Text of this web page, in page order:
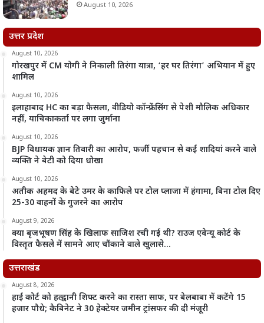
August 10, 2026
उत्तर प्रदेश
August 10, 2026
गोरखपुर में CM योगी ने निकाली तिरंगा यात्रा, ‘हर घर तिरंगा’ अभियान में हुए
शामिल
August 10, 2026
इलाहाबाद HC का बड़ा फैसला, वीडियो कॉन्फ्रेंसिंग से पेशी मौलिक अधिकार
नहीं, याचिकाकर्ता पर लगा जुर्माना
August 10, 2026
BJP विधायक ज्ञान तिवारी का आरोप, फर्जी पहचान से कई शादियां करने वाले
व्यक्ति ने बेटी को दिया धोखा
August 10, 2026
अतीक अहमद के बेटे उमर के काफिले पर टोल प्लाजा में हंगामा, बिना टोल दिए
25-30 वाहनों के गुजरने का आरोप
August 9, 2026
क्या बृजभूषण सिंह के खिलाफ साजिश रची गई थी? राउज एवेन्यू कोर्ट के
विस्तृत फैसले में सामने आए चौंकाने वाले खुलासे…
उत्तराखंड
August 8, 2026
हाई कोर्ट को हल्द्वानी शिफ्ट करने का रास्ता साफ, पर बेलबाबा में कटेंगे 15
हजार पौधे; कैबिनेट ने 30 हेक्टेयर जमीन ट्रांसफर की दी मंजूरी